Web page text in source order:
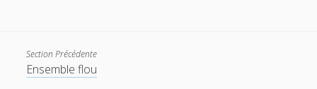
t
w
e
m
Section Précédente
Ensemble flou